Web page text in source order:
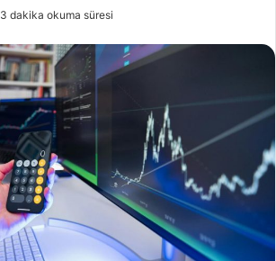
3 dakika okuma süresi